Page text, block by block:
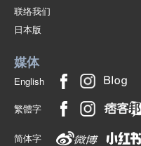
联络我们
日本版
媒体
English
繁體字
简体字